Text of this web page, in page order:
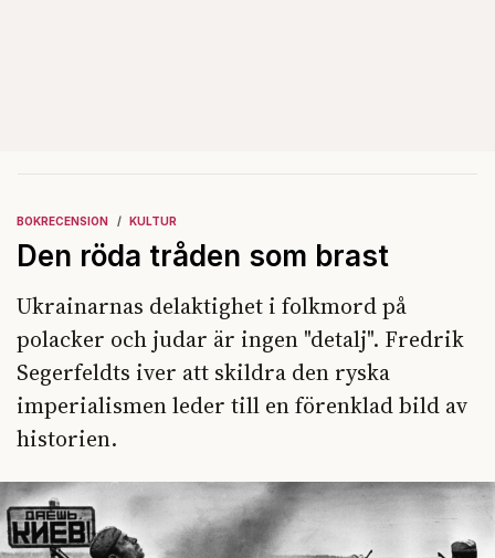
BOKRECENSION KULTUR
Den röda tråden som brast
Ukrainarnas delaktighet i folkmord på
polacker och judar är ingen "detalj". Fredrik
Segerfeldts iver att skildra den ryska
imperialismen leder till en förenklad bild av
historien.